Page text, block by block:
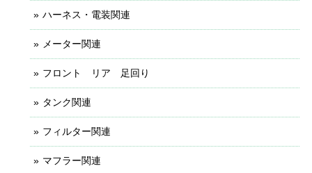
ハーネス・電装関連
メーター関連
フロント リア 足回り
タンク関連
フィルター関連
マフラー関連